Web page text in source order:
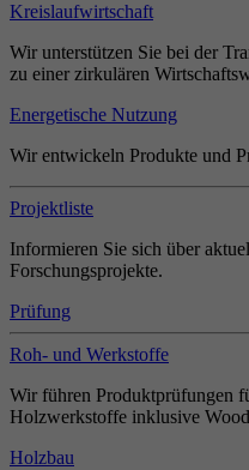
Kreislaufwirtschaft
Wir unterstützen Sie bei der
zu einer zirkulären
Energetische Nutzung
Wir entwickeln Produkte und
Projektliste
Informieren Sie sich über
Forschungsprojekte.
Prüfung
Roh- und Werkstoffe
Wir führen Produktprüfungen
Holzwerkstoffe inklusive
Holzbau